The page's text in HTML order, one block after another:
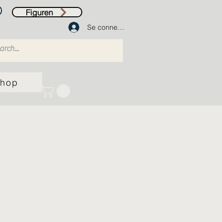
Se connecter
Figuren